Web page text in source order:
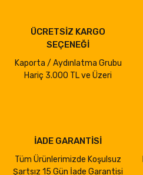
ÜCRETSİZ KARGO
SEÇENEĞİ
Kaporta / Aydınlatma Grubu
Hariç 3.000 TL ve Üzeri
İADE GARANTİSİ
Tüm Ürünlerimizde Koşulsuz
Şartsız 15 Gün İade Garantisi